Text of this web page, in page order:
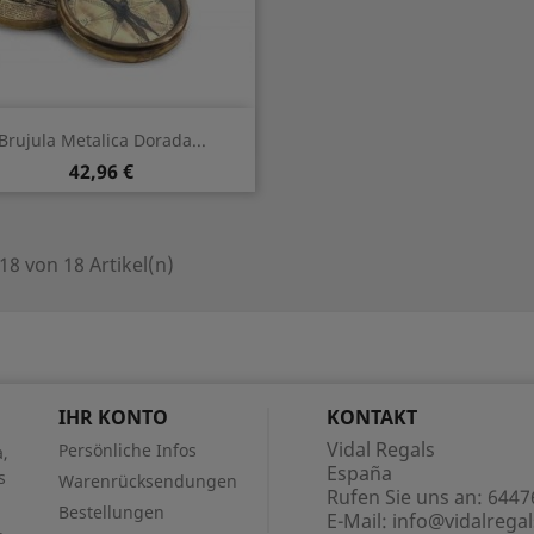
Metalica Dorada...
Preis
42,96 €
Vorschau
von 18 Artikel(n)
IHR KONTO
Persönliche Infos
Warenrücksendungen
Bestellungen
KONTAKT
Vidal Regals
España
Rufen Sie uns an:
E-Mail: